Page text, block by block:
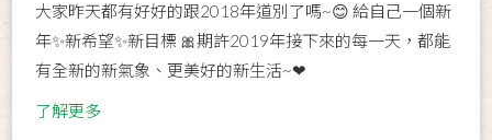
大家昨天都有好好的跟2018年道別了嗎~😊 給自己一個新
年✨新希望✨新目標 🎀期許2019年接下來的每一天，都能
有全新的新氣象、更美好的新生活~❤
了解更多